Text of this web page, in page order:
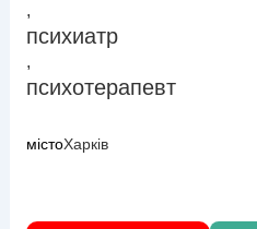
,
психиатр
,
психотерапевт
містоХарків